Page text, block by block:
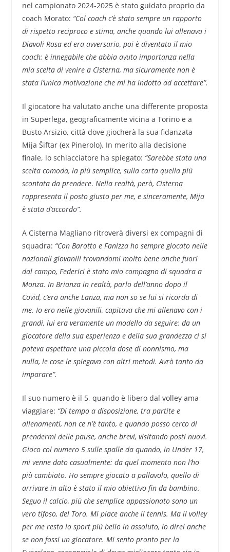
nel campionato 2024-2025 è stato guidato proprio da
coach Morato: “Col coach c’è stato sempre un rapporto
di rispetto reciproco e stima, anche quando lui allenava i
Diavoli Rosa ed era avversario, poi è diventato il mio
coach: è innegabile che abbia avuto importanza nella
mia scelta di venire a Cisterna, ma sicuramente non è
stata l’unica motivazione che mi ha indotto ad accettare”.
Il giocatore ha valutato anche una differente proposta
in Superlega, geograficamente vicina a Torino e a
Busto Arsizio, città dove giocherà la sua fidanzata
Mija Šiftar (ex Pinerolo). In merito alla decisione
finale, lo schiacciatore ha spiegato: “Sarebbe stata una
scelta comoda, la più semplice, sulla carta quella più
scontata da prendere. Nella realtà, però, Cisterna
rappresenta il posto giusto per me, e sinceramente, Mija
è stata d’accordo”.
A Cisterna Magliano ritroverà diversi ex compagni di
squadra: “Con Barotto e Fanizza ho sempre giocato nelle
nazionali giovanili trovandomi molto bene anche fuori
dal campo, Federici è stato mio compagno di squadra a
Monza. In Brianza in realtà, parlo dell’anno dopo il
Covid, c’era anche Lanza, ma non so se lui si ricorda di
me. Io ero nelle giovanili, capitava che mi allenavo con i
grandi, lui era veramente un modello da seguire: da un
giocatore della sua esperienza e della sua grandezza ci si
poteva aspettare una piccola dose di nonnismo, ma
nulla, le cose le spiegava con altri metodi. Avrò tanto da
imparare”.
Il suo numero è il 5, quando è libero dal volley ama
viaggiare: “Di tempo a disposizione, tra partite e
allenamenti, non ce n’è tanto, e quando posso cerco di
prendermi delle pause, anche brevi, visitando posti nuovi.
Gioco col numero 5 sulle spalle da quando, in Under 17,
mi venne dato casualmente: da quel momento non l’ho
più cambiato. Ho sempre giocato a pallavolo, quello di
arrivare in alto è stato il mio obiettivo fin da bambino.
Seguo il calcio, più che semplice appassionato sono un
vero tifoso, del Toro. Mi piace anche il tennis. Ma il volley
per me resta lo sport più bello in assoluto, lo direi anche
se non fossi un giocatore. Mi sento pronto per la